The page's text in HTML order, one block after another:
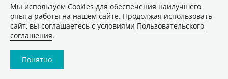
Мы используем Сookies для обеспечения наилучшего
опыта работы на нашем сайте. Продолжая использовать
сайт, вы соглашаетесь с условиями Пользовательского
соглашения.
Понятно